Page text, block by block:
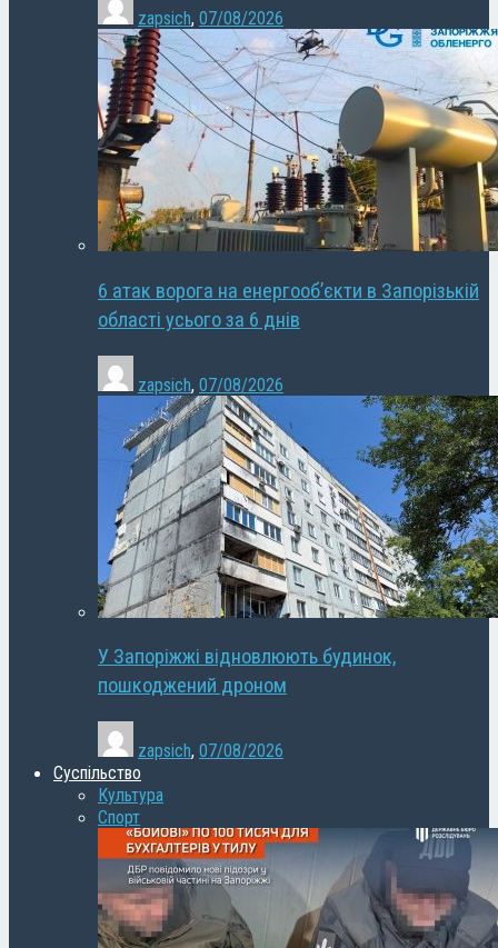
zapsich, 07/08/2026
6 атак ворога на енергооб’єкти в Запорізькій
області усього за 6 днів
zapsich, 07/08/2026
У Запоріжжі відновлюють будинок,
пошкоджений дроном
zapsich, 07/08/2026
Суспільство
Культура
Спорт